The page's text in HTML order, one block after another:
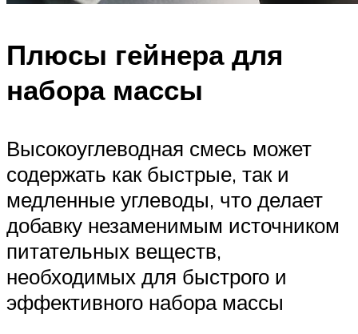
Плюсы гейнера для
набора массы
Высокоуглеводная смесь может
содержать как быстрые, так и
медленные углеводы, что делает
добавку незаменимым источником
питательных веществ,
необходимых для быстрого и
эффективного набора массы